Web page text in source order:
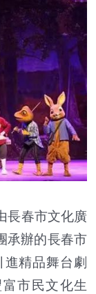
長春市文化廣
承辦的長春市
精品舞台劇
市民文化生